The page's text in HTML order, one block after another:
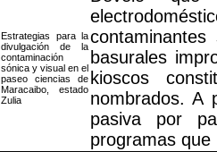
Estrategias para la
divulgación de la
contaminación
sónica y visual en el
paseo ciencias de
Maracaibo, estado
Zulia
basurales
kioscos
nombrados. A
pasiva por
programas